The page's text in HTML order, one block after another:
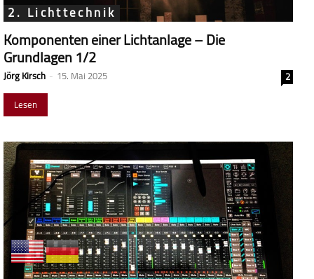
2. Lichttechnik
Komponenten einer Lichtanlage – Die
Grundlagen 1/2
Jörg Kirsch - 15. Mai 2025
2
Lesen